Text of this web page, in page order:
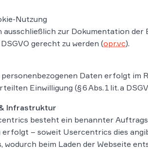
Nutzung
ausschließlich zur Dokumentation
gerecht zu werden (opr.vc).
Daten erfolgt im
Einwilligung (§ 6 Abs. 1 lit. a
Infrastruktur
besteht ein benannter
erfolgt – soweit Usercentrics dies
wodurch beim Laden der Webseite